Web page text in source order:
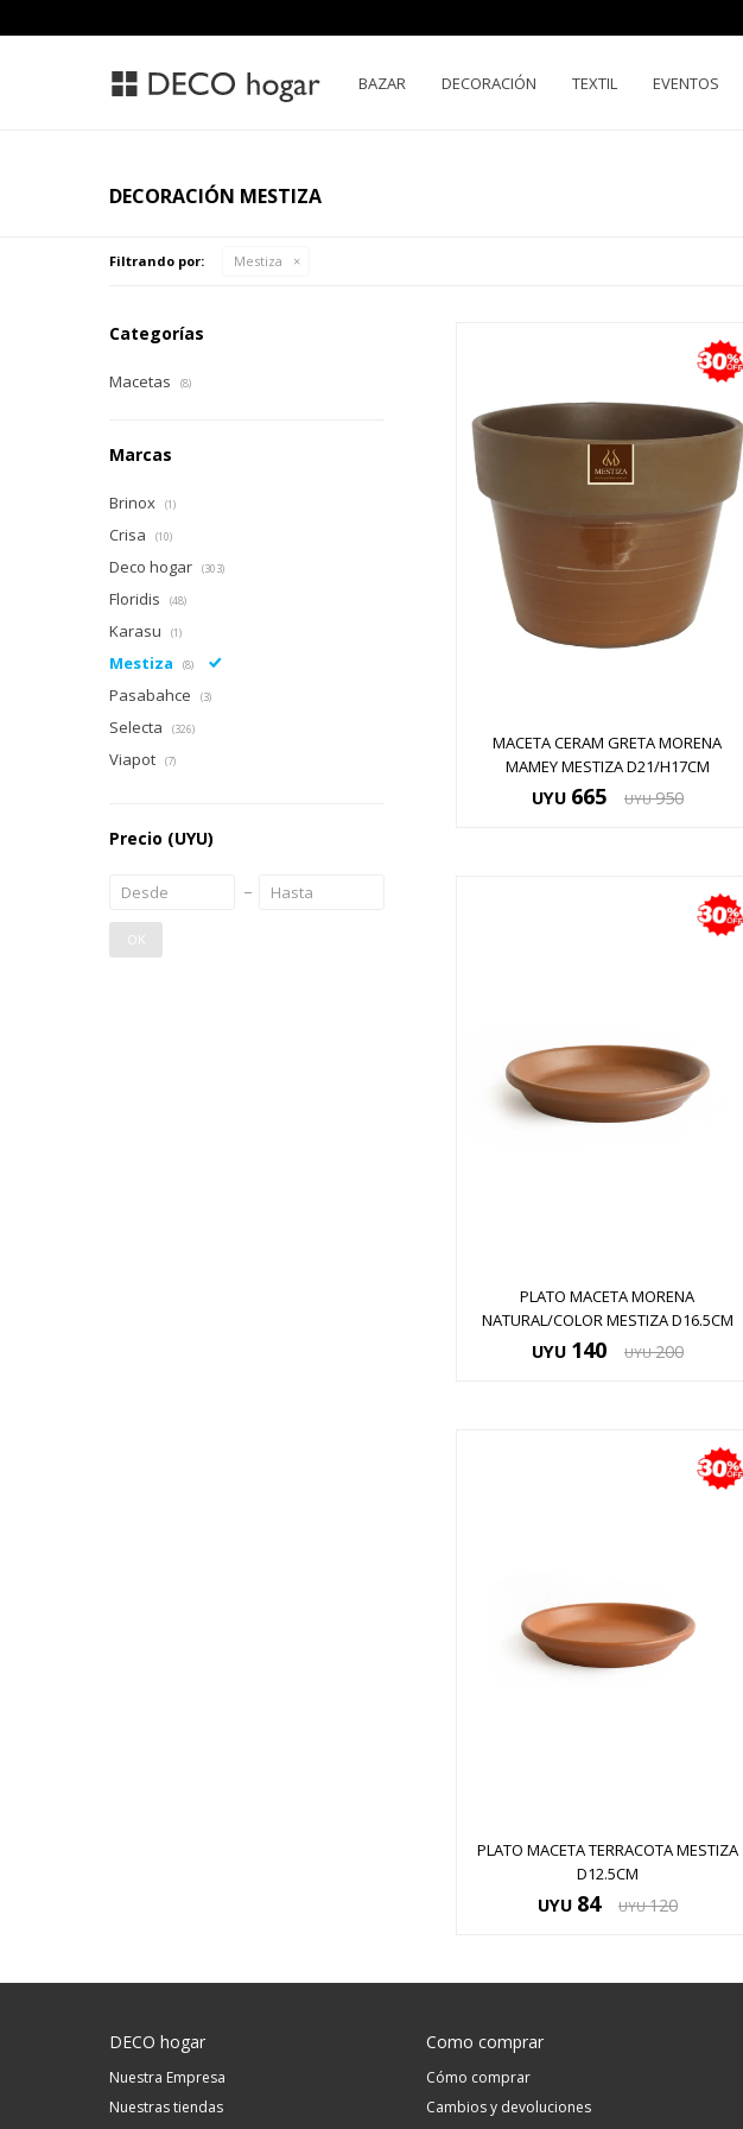
BAZAR DECORACIÓN TEXTIL EVENTOS
DECORACIÓN MESTIZA
Filtrando por: Mestiza
MACETA CERAM GRETA MORENA
MAMEY MESTIZA D21/H17CM
UYU 665 UYU 950
PLATO MACETA MORENA
NATURAL/COLOR MESTIZA D16.5CM
UYU 140 UYU 200
PLATO MACETA TERRACOTA MESTIZA
D12.5CM
UYU 84 UYU 120
Categorías
Macetas (8)
Marcas
Brinox (1)
Crisa (10)
Deco hogar (303)
Floridis (48)
Karasu (1)
Mestiza (8)
Pasabahce (3)
Selecta (326)
Viapot (7)
Precio (UYU)
OK
DECO hogar
Nuestra Empresa
Nuestras tiendas
Como comprar
Cómo comprar
Cambios y devoluciones